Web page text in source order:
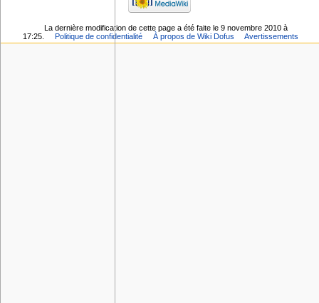
La dernière modification de cette page a été faite le 9 novembre 2010 à
17:25.
Politique de confidentialité À propos de Wiki Dofus Avertissements